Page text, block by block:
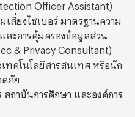
Officer Assistant)
เสี่ยงไซเบอร์ มาตรฐานความ
ะการคุ้มครองข้อมูลส่วน
& Privacy Consultant)
ทคโนโลยีสารสนเทศ หรือนัก
ดภัย
สถาบันการศึกษา และองค์การ